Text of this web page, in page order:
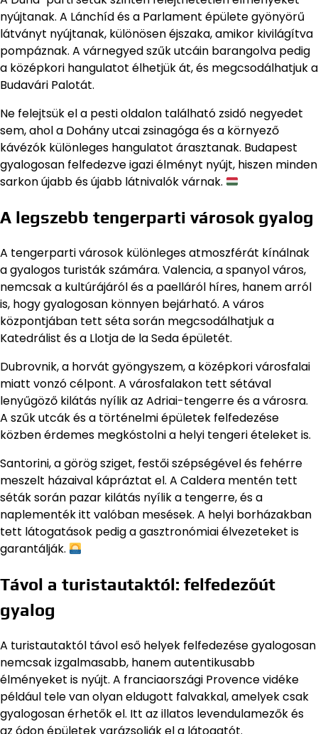
nyújtanak. A Lánchíd és a Parlament épülete gyönyörű
látványt nyújtanak, különösen éjszaka, amikor kivilágítva
pompáznak. A várnegyed szűk utcáin barangolva pedig
a középkori hangulatot élhetjük át, és megcsodálhatjuk a
Budavári Palotát.
Ne felejtsük el a pesti oldalon található zsidó negyedet
sem, ahol a Dohány utcai zsinagóga és a környező
kávézók különleges hangulatot árasztanak. Budapest
gyalogosan felfedezve igazi élményt nyújt, hiszen minden
sarkon újabb és újabb látnivalók várnak.
A legszebb tengerparti városok gyalog
A tengerparti városok különleges atmoszférát kínálnak
a gyalogos turisták számára. Valencia, a spanyol város,
nemcsak a kultúrájáról és a paelláról híres, hanem arról
is, hogy gyalogosan könnyen bejárható. A város
központjában tett séta során megcsodálhatjuk a
Katedrálist és a Llotja de la Seda épületét.
Dubrovnik, a horvát gyöngyszem, a középkori városfalai
miatt vonzó célpont. A városfalakon tett sétával
lenyűgöző kilátás nyílik az Adriai-tengerre és a városra.
A szűk utcák és a történelmi épületek felfedezése
közben érdemes megkóstolni a helyi tengeri ételeket is.
Santorini, a görög sziget, festői szépségével és fehérre
meszelt házaival kápráztat el. A Caldera mentén tett
séták során pazar kilátás nyílik a tengerre, és a
naplementék itt valóban mesések. A helyi borházakban
tett látogatások pedig a gasztronómiai élvezeteket is
garantálják.
Távol a turistautaktól: felfedezőút
gyalog
A turistautaktól távol eső helyek felfedezése gyalogosan
nemcsak izgalmasabb, hanem autentikusabb
élményeket is nyújt. A franciaországi Provence vidéke
például tele van olyan eldugott falvakkal, amelyek csak
gyalogosan érhetők el. Itt az illatos levendulamezők és
az ódon épületek varázsolják el a látogatót.